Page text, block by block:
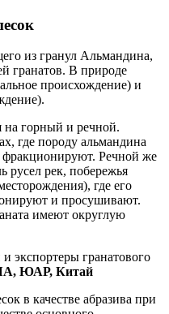
из гранул Альмандина,
гранатов. В природе
происхождение) и
на горный и речной.
где породу альмандина
фракционируют. Речной же
русел рек, побережья
где его
и просушивают.
имеют округлую
экспортеры гранатового
ЮАР, Китай
в качестве абразива при